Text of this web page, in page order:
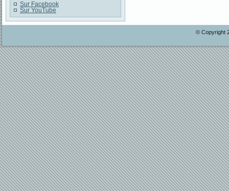
Sur Facebook
Sur YouTube
© Copyright